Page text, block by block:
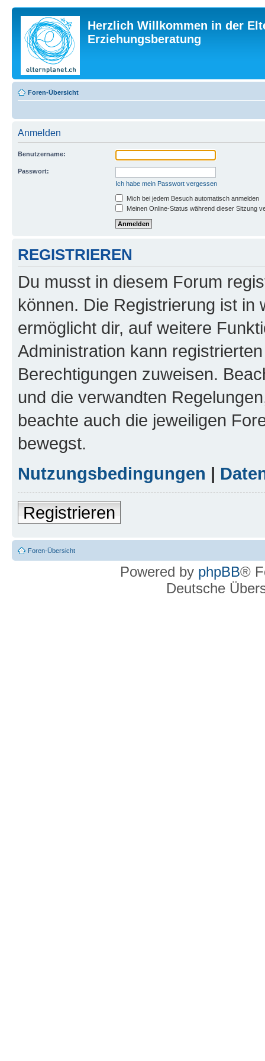
Herzlich Willkommen in der
Erziehungsberatung
Foren-Übersicht
Anmelden
Benutzername:
Passwort:
Ich habe mein Passwort vergessen
Mich bei jedem Besuch automatisch anmelden
Meinen Online-Status während dieser Sitzung
REGISTRIEREN
Du musst in diesem Forum
können. Die Registrierung ist in
ermöglicht dir, auf weitere
Administration kann
Berechtigungen zuweisen.
und die verwandten
beachte auch die jeweiligen
bewegst.
Nutzungsbedingungen |
Registrieren
Foren-Übersicht
Powered by phpBB®
Deutsche